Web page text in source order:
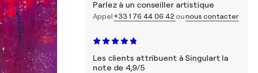
Parlez à un conseiller artistique
Appel +33 1 76 44 06 42 ounous contacter
Les clients attribuent à Singulart la
note de 4,9/5